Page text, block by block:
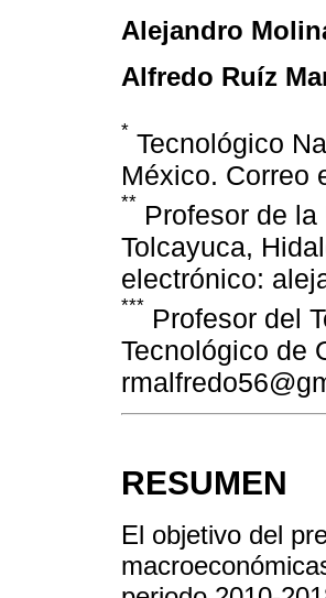
Alejandro
Alfredo Ruíz
* Tecnológico
México. Correo
** Profesor de
Tolcayuca,
electrónico:
*** Profesor del
Tecnológico de
RESUMEN
El objetivo del